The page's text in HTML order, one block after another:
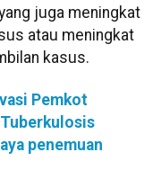
juga meningkat
atau meningkat
kasus.
Pemkot
penemuan